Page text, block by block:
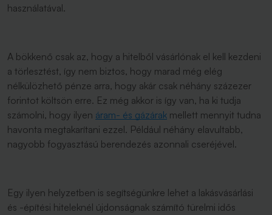
használatával.
A bökkenő csak az, hogy a hitelből vásárlónak el kell kezdeni
a törlesztést, így nem biztos, hogy marad még elég
nélkülözhető pénze arra, hogy akár csak néhány százezer
forintot költsön erre. Ez még akkor is így van, ha ki tudja
számolni, hogy ilyen áram- és gázárak mellett mennyit tudna
havonta megtakarítani ezzel. Például néhány elavultabb,
nagyobb fogyasztású berendezés azonnali cseréjével.
Egy ilyen helyzetben is segítségünkre lehet a lakásvásárlási
és -építési hiteleknél újdonságnak számító türelmi idős